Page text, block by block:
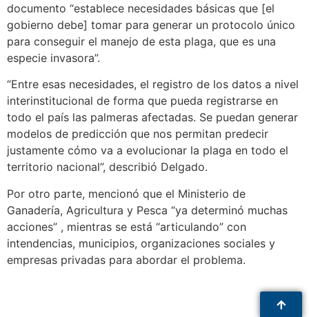
documento “establece necesidades básicas que [el
gobierno debe] tomar para generar un protocolo único
para conseguir el manejo de esta plaga, que es una
especie invasora”.
“Entre esas necesidades, el registro de los datos a nivel
interinstitucional de forma que pueda registrarse en
todo el país las palmeras afectadas. Se puedan generar
modelos de predicción que nos permitan predecir
justamente cómo va a evolucionar la plaga en todo el
territorio nacional”, describió Delgado.
Por otro parte, mencionó que el Ministerio de
Ganadería, Agricultura y Pesca “ya determinó muchas
acciones” , mientras se está “articulando” con
intendencias, municipios, organizaciones sociales y
empresas privadas para abordar el problema.